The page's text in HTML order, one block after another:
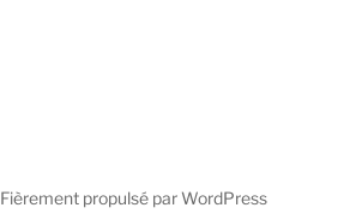
Fièrement propulsé par WordPress